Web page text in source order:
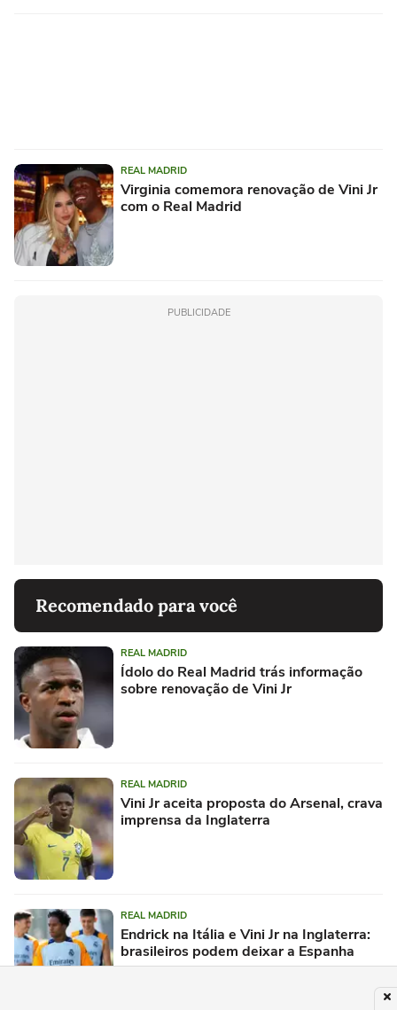
REAL MADRID
Virginia comemora renovação de Vini Jr
com o Real Madrid
PUBLICIDADE
Recomendado para você
REAL MADRID
Ídolo do Real Madrid trás informação
sobre renovação de Vini Jr
REAL MADRID
Vini Jr aceita proposta do Arsenal, crava
imprensa da Inglaterra
REAL MADRID
Endrick na Itália e Vini Jr na Inglaterra:
brasileiros podem deixar a Espanha